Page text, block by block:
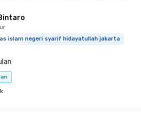
islam negeri syarif hidayatullah jakarta